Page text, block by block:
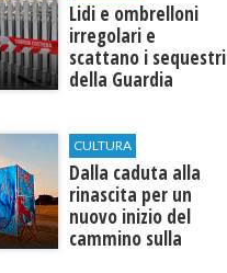
Lidi e ombrelloni
irregolari e
scattano i sequestri
della Guardia
CULTURA
Dalla caduta alla
rinascita per un
nuovo inizio del
cammino sulla